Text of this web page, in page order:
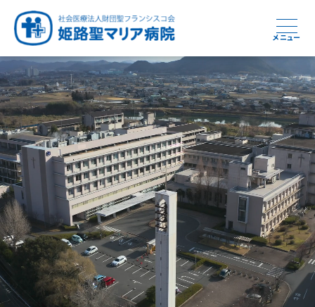
メニュー
健康と安心をあなたに
つなぎ続ける地域医療
周産期から終末期まで
地域を支える医療
急性期から回復期へと
つなぐ医療
学び・育てる医療